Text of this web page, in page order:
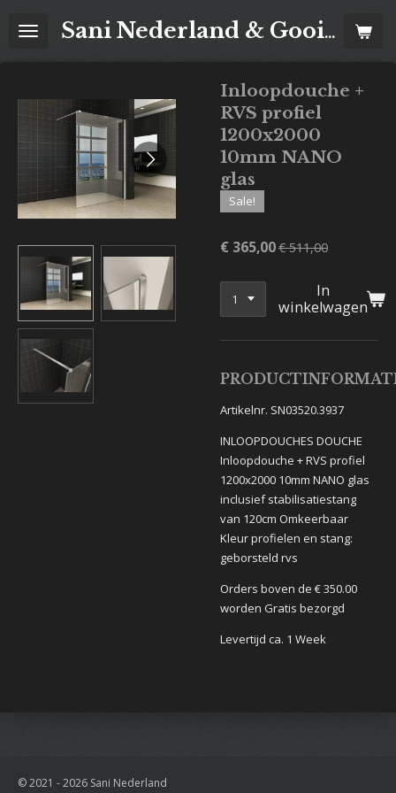
direct
Sani Nederland & Goois Tegelhuis
Inloopdouche +
RVS profiel
1200x2000
10mm NANO
glas
Sale!
€ 365,00€ 511,00
In
winkelwagen
Artikelnr. SN03520.3937
INLOOPDOUCHES DOUCHE
Inloopdouche + RVS profiel
1200x2000 10mm NANO glas
inclusief stabilisatiestang
van 120cm Omkeerbaar
Kleur profielen en stang:
geborsteld rvs
Orders boven de € 350.00
worden Gratis bezorgd
Levertijd ca. 1 Week
© 2021 - 2026 Sani Nederland